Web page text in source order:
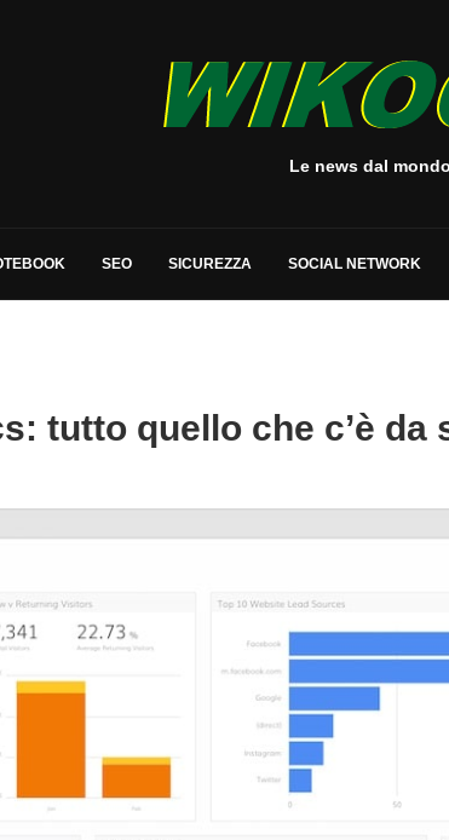
Le news dal
SEO SICUREZZA SOCIAL NETWORK
tutto quello che c’è da